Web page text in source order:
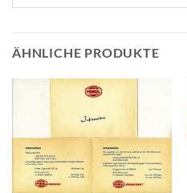
ÄHNLICHE PRODUKTE